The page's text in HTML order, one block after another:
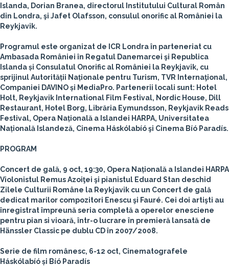
Islanda, Dorian Branea, directorul Institutului Cultural Român
din Londra, şi Jafet Olafsson, consulul onorific al României la
Reykjavik.
Programul este organizat de ICR Londra în parteneriat cu
Ambasada României în Regatul Danemarcei şi Republica
Islanda și Consulatul Onorific al României la Reykjavik, cu
sprijinul Autorității Naționale pentru Turism, TVR Internaţional,
Companiei DAVINO și MediaPro. Partenerii locali sunt: Hotel
Holt, Reykjavik International Film Festival, Nordic House, Dill
Restaurant, Hotel Borg, Librăria Eymundsson, Reykjavik Reads
Festival, Opera Națională a Islandei HARPA, Universitatea
Națională Islandeză, Cinema Háskólabíó şi Cinema Bíó Paradís.
PROGRAM
Concert de gală, 9 oct, 19:30, Opera Națională a Islandei HARPA
Violonistul Remus Azoiţei şi pianistul Eduard Stan deschid
Zilele Culturii Române la Reykjavik cu un Concert de gală
dedicat marilor compozitori Enescu şi Fauré. Cei doi artişti au
înregistrat împreună seria completă a operelor enesciene
pentru pian si vioară, într-o lucrare în premieră lansată de
Hänssler Classic pe dublu CD în 2007/2008.
Serie de film românesc, 6-12 oct, Cinematografele
Háskólabíó și Bíó Paradís